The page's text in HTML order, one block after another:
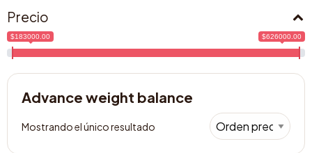
Precio
$183000.00 $626000.00
Advance weight balance
Mostrando el único resultado